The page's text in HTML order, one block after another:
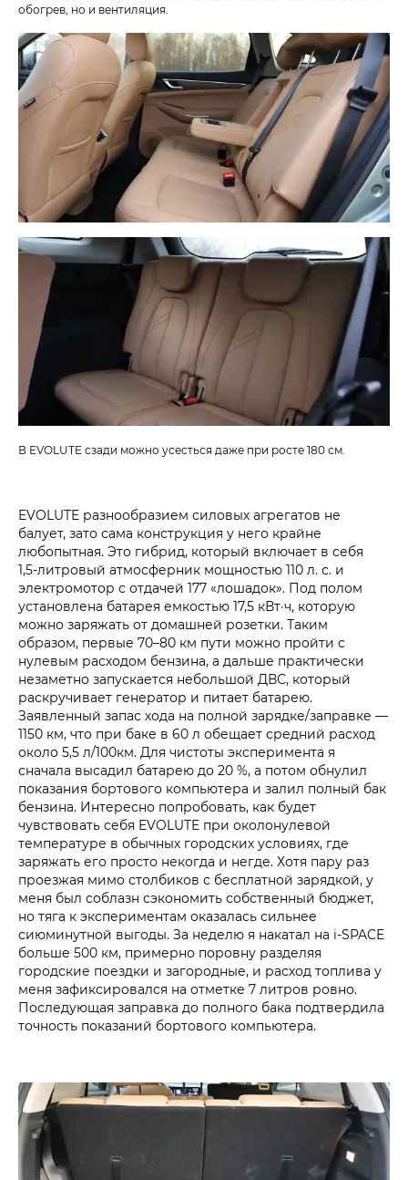
обогрев, но и вентиляция.
В EVOLUTE сзади можно усесться даже при росте 180 см.
EVOLUTE разнообразием силовых агрегатов не
балует, зато сама конструкция у него крайне
любопытная. Это гибрид, который включает в себя
1,5‑литровый атмосферник мощностью 110 л. с. и
электромотор с отдачей 177 «лошадок». Под полом
установлена батарея емкостью 17,5 кВт·ч, которую
можно заряжать от домашней розетки. Таким
образом, первые 70–80 км пути можно пройти с
нулевым расходом бензина, а дальше практически
незаметно запускается небольшой ДВС, который
раскручивает генератор и питает батарею.
Заявленный запас хода на полной зарядке/заправке —
1150 км, что при баке в 60 л обещает средний расход
около 5,5 л/100км. Для чистоты эксперимента я
сначала высадил батарею до 20 %, а потом обнулил
показания бортового компьютера и залил полный бак
бензина. Интересно попробовать, как будет
чувствовать себя EVOLUTE при околонулевой
температуре в обычных городских условиях, где
заряжать его просто некогда и негде. Хотя пару раз
проезжая мимо столбиков с бесплатной зарядкой, у
меня был соблазн сэкономить собственный бюджет,
но тяга к экспериментам оказалась сильнее
сиюминутной выгоды. За неделю я накатал на i‑SPACE
больше 500 км, примерно поровну разделяя
городские поездки и загородные, и расход топлива у
меня зафиксировался на отметке 7 литров ровно.
Последующая заправка до полного бака подтвердила
точность показаний бортового компьютера.